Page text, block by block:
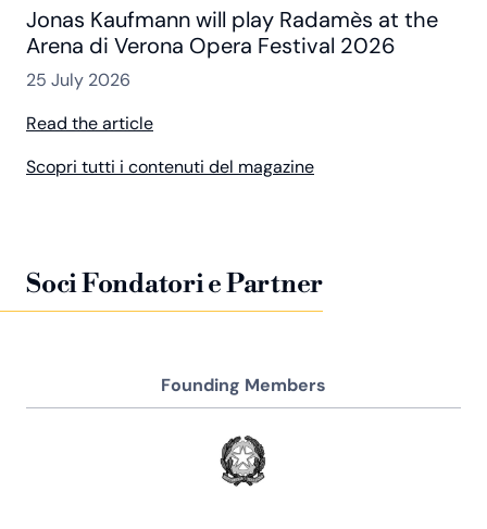
Jonas Kaufmann will play Radamès at the
Arena di Verona Opera Festival 2026
25 July 2026
Read the article
Scopri tutti i contenuti del magazine
Soci Fondatori e Partner
Founding Members